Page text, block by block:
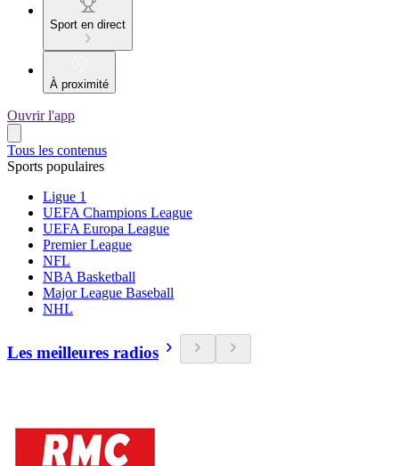
Sport en direct
À proximité
Ouvrir l'app
Tous les contenus
Sports populaires
Ligue 1
UEFA Champions League
UEFA Europa League
Premier League
NFL
NBA Basketball
Major League Baseball
NHL
Les meilleures radios